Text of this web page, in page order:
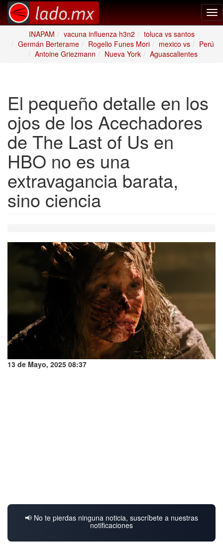
INAPAM
vacuna influenza h3n2
toluca vs santos
Germán Berterame
Rogelio Funes Mori mexico vs
Perú
Antoine Griezmann
Nueva York Aguascalientes
El pequeño detalle en los
ojos de los Acechadores
de The Last of Us en
HBO no es una
extravagancia barata,
sino ciencia
13 de Mayo, 2025 08:37
📢 No te pierdas ninguna noticia, suscríbete a nuestras
notificaciones